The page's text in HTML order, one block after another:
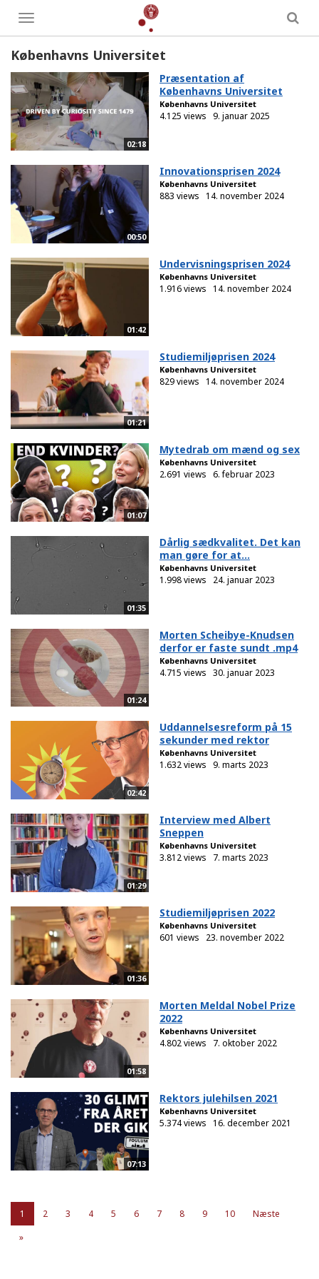
Toggle
menu
Københavns Universitet
02:18
Præsentation af
Københavns Universitet
Københavns Universitet
4.125 views 9. januar 2025
00:50
Innovationsprisen 2024
Københavns Universitet
883 views 14. november 2024
01:42
Undervisningsprisen 2024
Københavns Universitet
1.916 views 14. november 2024
01:21
Studiemiljøprisen 2024
Københavns Universitet
829 views 14. november 2024
01:07
Mytedrab om mænd og sex
Københavns Universitet
2.691 views 6. februar 2023
01:35
Dårlig sædkvalitet. Det kan
man gøre for at...
Københavns Universitet
1.998 views 24. januar 2023
01:24
Morten Scheibye-Knudsen
derfor er faste sundt .mp4
Københavns Universitet
4.715 views 30. januar 2023
02:42
Uddannelsesreform på 15
sekunder med rektor
Københavns Universitet
1.632 views 9. marts 2023
01:29
Interview med Albert
Sneppen
Københavns Universitet
3.812 views 7. marts 2023
01:36
Studiemiljøprisen 2022
Københavns Universitet
601 views 23. november 2022
01:58
Morten Meldal Nobel Prize
2022
Københavns Universitet
4.802 views 7. oktober 2022
07:13
Rektors julehilsen 2021
Københavns Universitet
5.374 views 16. december 2021
1 2 3 4 5 6 7 8 9 10
Næste
»